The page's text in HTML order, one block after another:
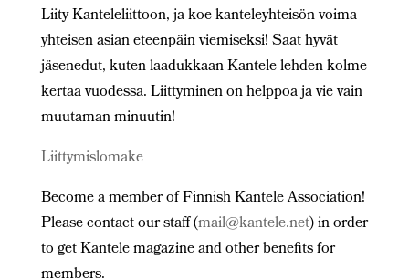
Liity Kanteleliittoon, ja koe kanteleyhteisön voima
yhteisen asian eteenpäin viemiseksi! Saat hyvät
jäsenedut, kuten laadukkaan Kantele-lehden kolme
kertaa vuodessa. Liittyminen on helppoa ja vie vain
muutaman minuutin!
Liittymislomake
Become a member of Finnish Kantele Association!
Please contact our staff (mail@kantele.net) in order
to get Kantele magazine and other benefits for
members.